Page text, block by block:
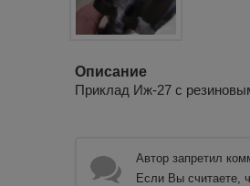
Описание
Приклад Иж-27 с
Автор запретил
Если Вы считаете,